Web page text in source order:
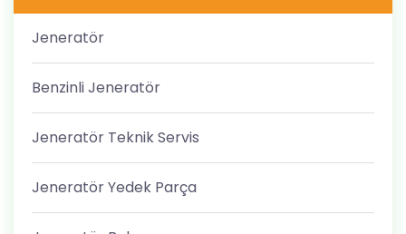
Jeneratör
Benzinli Jeneratör
Jeneratör Teknik Servis
Jeneratör Yedek Parça